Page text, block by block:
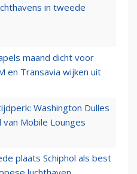
in tweede
maand dicht voor
en Transavia wijken uit
Washington Dulles
Mobile Lounges
plaats Schiphol als best